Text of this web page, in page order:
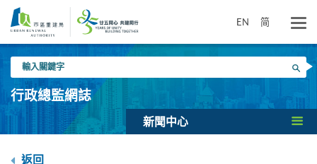
要
EN 简
入
關
鍵
搜尋
行政總監網誌
新聞中心
返回